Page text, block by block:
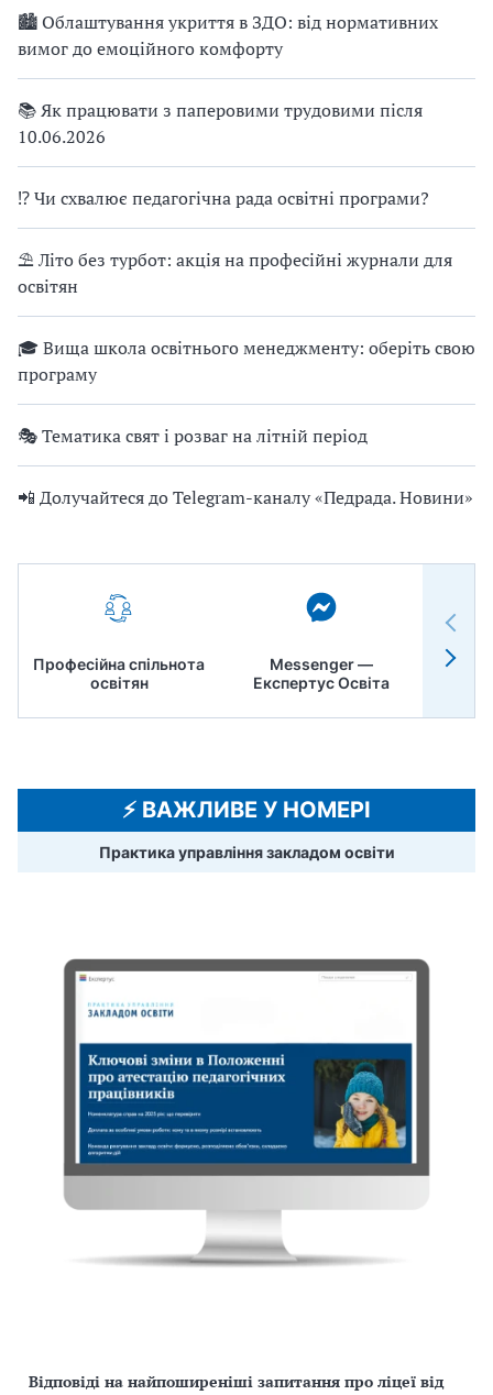
🏙 Облаштування укриття в ЗДО: від нормативних
вимог до емоційного комфорту
📚 Як працювати з паперовими трудовими після
10.06.2026
⁉ Чи схвалює педагогічна рада освітні програми?
⛱ Літо без турбот: акція на професійні журнали для
освітян
🎓 Вища школа освітнього менеджменту: оберіть свою
програму
🎭 Тематика свят і розваг на літній період
📲 Долучайтеся до Telegram-каналу «Педрада. Новини»
Професійна спільнота
освітян
Messenger —
Експертус Освіта
⚡️ ВАЖЛИВЕ У НОМЕРІ
Практика управління закладом освіти
Відповіді на найпоширеніші запитання про ліцеї від